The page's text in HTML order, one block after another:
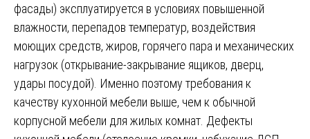
фасады) эксплуатируется в условиях повышенной
влажности, перепадов температур, воздействия
моющих средств, жиров, горячего пара и механических
нагрузок (открывание-закрывание ящиков, дверц,
удары посудой). Именно поэтому требования к
качеству кухонной мебели выше, чем к обычной
корпусной мебели для жилых комнат. Дефекты